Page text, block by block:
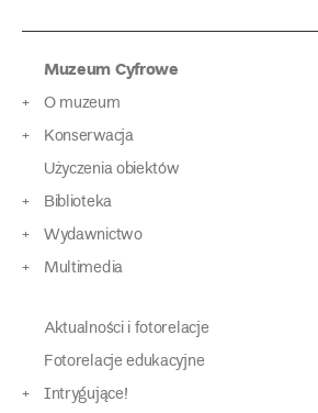
Muzeum Cyfrowe
O muzeum
Konserwacja
Użyczenia obiektów
Biblioteka
Wydawnictwo
Multimedia
Aktualności i fotorelacje
Fotorelacje edukacyjne
Intrygujące!